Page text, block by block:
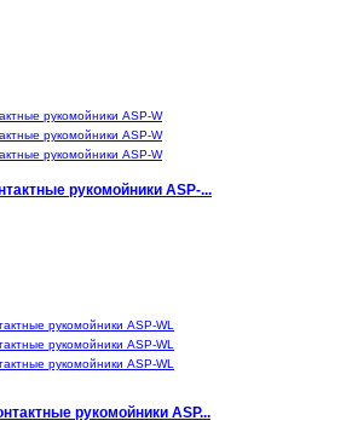
рукомойники ASP-...
рукомойники ASP...